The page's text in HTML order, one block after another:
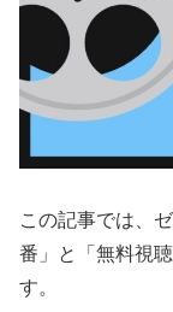
この記事では、
番」と「無料視
す。